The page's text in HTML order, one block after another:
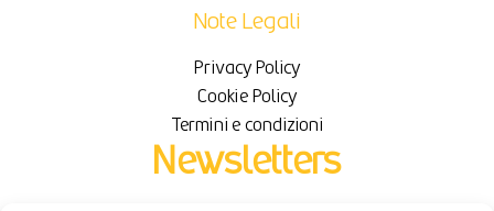
Note Legali
Privacy Policy
Cookie Policy
Termini e condizioni
Newsletters